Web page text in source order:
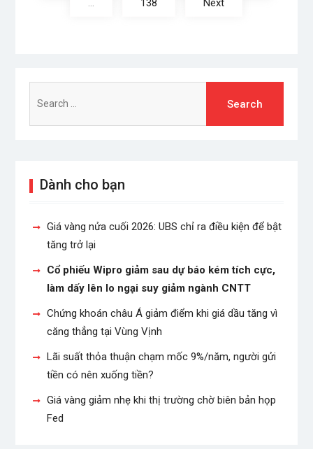
… 138 Next
for:
Dành cho bạn
Giá vàng nửa cuối 2026: UBS chỉ ra điều kiện để bật
tăng trở lại
Cổ phiếu Wipro giảm sau dự báo kém tích cực,
làm dấy lên lo ngại suy giảm ngành CNTT
Chứng khoán châu Á giảm điểm khi giá dầu tăng vì
căng thẳng tại Vùng Vịnh
Lãi suất thỏa thuận chạm mốc 9%/năm, người gửi
tiền có nên xuống tiền?
Giá vàng giảm nhẹ khi thị trường chờ biên bản họp
Fed